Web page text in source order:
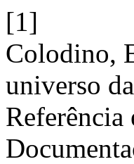
[1]
Colodino,
universo